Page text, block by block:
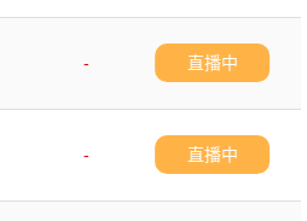
-
直播中
-
直播中